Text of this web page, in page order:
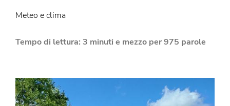
Meteo e clima
Tempo di lettura: 3 minuti e mezzo per 975 parole